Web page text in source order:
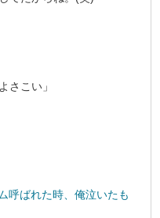
さこい」
ばれた時、俺泣いたも